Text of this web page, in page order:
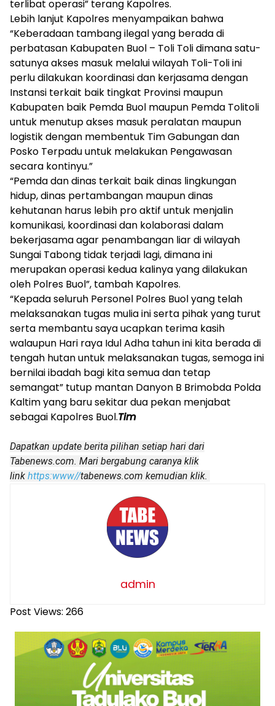
terlibat operasi” terang Kapolres.
Lebih lanjut Kapolres menyampaikan bahwa
“Keberadaan tambang ilegal yang berada di
perbatasan Kabupaten Buol – Toli Toli dimana satu-
satunya akses masuk melalui wilayah Toli-Toli ini
perlu dilakukan koordinasi dan kerjasama dengan
Instansi terkait baik tingkat Provinsi maupun
Kabupaten baik Pemda Buol maupun Pemda Tolitoli
untuk menutup akses masuk peralatan maupun
logistik dengan membentuk Tim Gabungan dan
Posko Terpadu untuk melakukan Pengawasan
secara kontinyu.”
“Pemda dan dinas terkait baik dinas lingkungan
hidup, dinas pertambangan maupun dinas
kehutanan harus lebih pro aktif untuk menjalin
komunikasi, koordinasi dan kolaborasi dalam
bekerjasama agar penambangan liar di wilayah
Sungai Tabong tidak terjadi lagi, dimana ini
merupakan operasi kedua kalinya yang dilakukan
oleh Polres Buol”, tambah Kapolres.
“Kepada seluruh Personel Polres Buol yang telah
melaksanakan tugas mulia ini serta pihak yang turut
serta membantu saya ucapkan terima kasih
walaupun Hari raya Idul Adha tahun ini kita berada di
tengah hutan untuk melaksanakan tugas, semoga ini
bernilai ibadah bagi kita semua dan tetap
semangat” tutup mantan Danyon B Brimobda Polda
Kaltim yang baru sekitar dua pekan menjabat
sebagai Kapolres Buol.Tim
Dapatkan update berita pilihan setiap hari dari
Tabenews.com. Mari bergabung caranya klik
link https:www//tabenews.com kemudian klik.
admin
Post Views: 266